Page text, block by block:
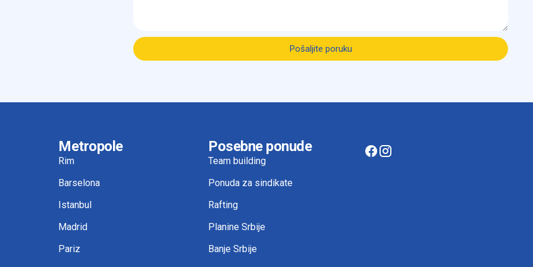
Pošaljite poruku
Metropole
Rim
Barselona
Istanbul
Madrid
Pariz
Posebne ponude
Team building
Ponuda za sindikate
Rafting
Planine Srbije
Banje Srbije